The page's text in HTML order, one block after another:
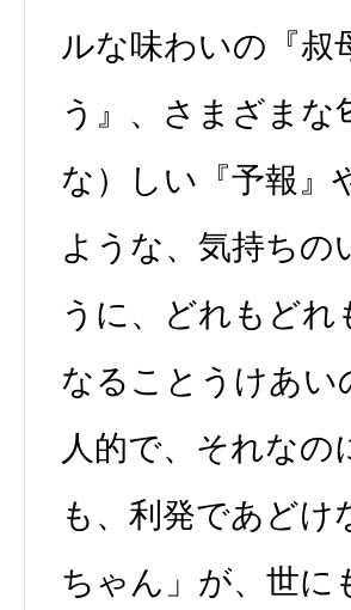
ルな味わいの『叔
う』、さまざま
な）しい『予報』
ような、気持ちの
うに、どれもど
なることうけあい
人的で、それなの
も、利発であど
ちゃん」が、世に